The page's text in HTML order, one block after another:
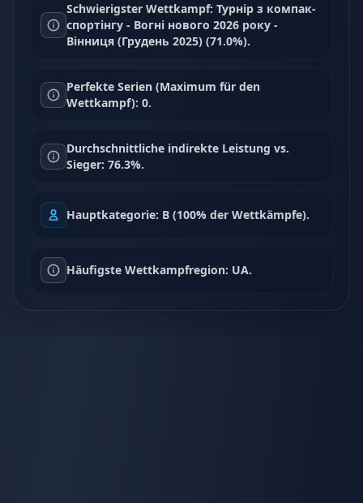
Schwierigster Wettkampf: Турнір з компак-
спортінгу - Вогні нового 2026 року -
Вінниця (Грудень 2025) (71.0%).
Perfekte Serien (Maximum für den
Wettkampf): 0.
Durchschnittliche indirekte Leistung vs.
Sieger: 76.3%.
Hauptkategorie: B (100% der Wettkämpfe).
Häufigste Wettkampfregion: UA.